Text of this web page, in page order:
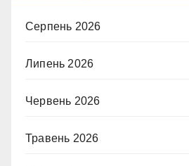
Серпень 2026
Липень 2026
Червень 2026
Травень 2026